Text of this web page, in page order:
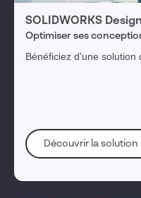
Vente & marketing
Service client
Gestion du cycle de vie
1tag(s)
SOLIDWORKS
Optimiser ses
Bénéficiez d'une solution
Découvrir la solution